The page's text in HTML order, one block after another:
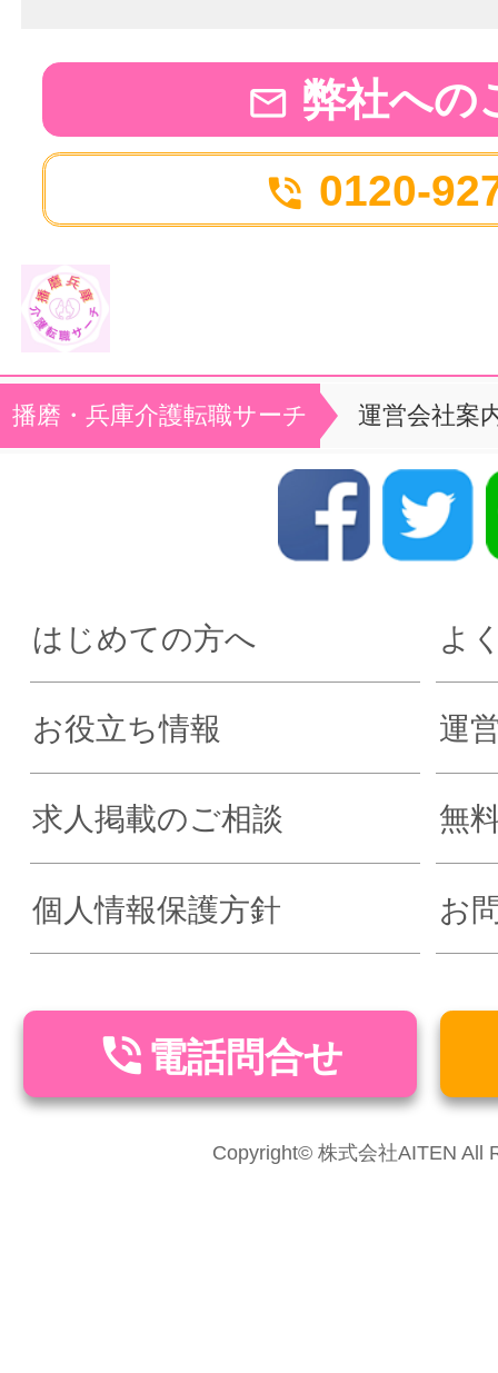
 弊社への
 0120-
播磨・兵庫介護転職サーチ 運営会社案
はじめての方へ よ
お役立ち情報 運
求人掲載のご相談 無
個人情報保護方針 お
 電話問合せ
Copyright© 株式会社AITEN All